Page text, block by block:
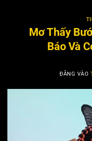
Mơ Thấy
Báo Và
ĐĂNG VÀO